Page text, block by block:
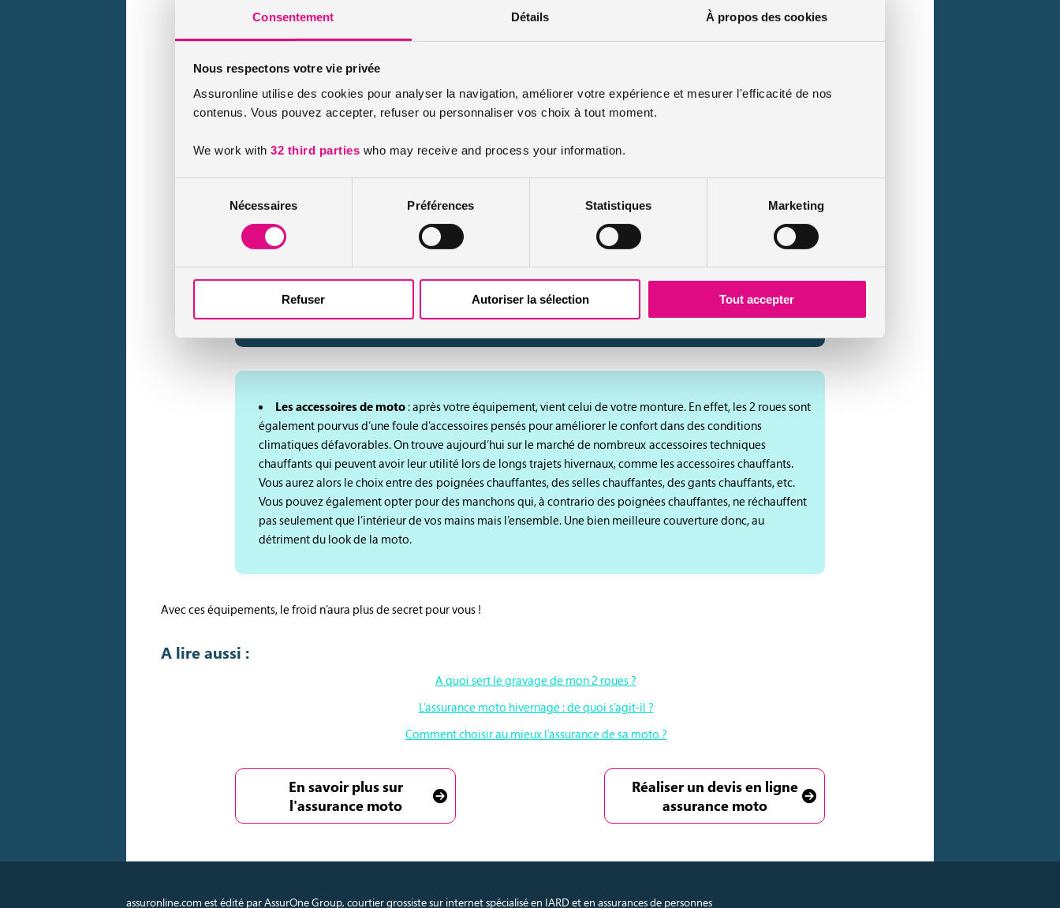
Consentement Détails À propos des cookies
Nous respectons votre vie privée
Assuronline utilise des cookies pour analyser la navigation, améliorer votre expérience et mesurer l'efficacité de nos
contenus. Vous pouvez accepter, refuser ou personnaliser vos choix à tout moment.
We work with 32 third parties who may receive and process your information.
consentement
Nécessaires Préférences Statistiques Marketing
Refuser Autoriser la sélection Tout accepter
La veste
: elle vous permettra de vous protéger contre le vent et la pluie. Un bon coupe-vent est
primordial. Comme pour les gants, il existe des doublures d’hiver pour les vestes. Il est également
recommandé d’opter pour une veste longue qui couvre les hanches et le bas du dos pour ne pas que le froid
pénètre. Le col haut est privilégié mais attention, il ne doit pas gêner le port du casque.
Le pantalon
: optez pour un pantalon spécial hiver, qui sera donc chaud et étanche. Vous pouvez
également porter une combinaison intégrale qui évitera tout passage de l’air à la jonction entre le haut et le
bas de votre équipement.
Les bottes
: orientez-vous vers bottes montantes étanches. Eventuellement complétées
Les accessoires de moto: après votre équipement, vient celui de votre monture. En effet, les 2 roues sont
également pourvus d’une foule d’accessoires pensés pour améliorer le confort dans des conditions
climatiques défavorables. On trouve aujourd’hui sur le marché de nombreux accessoires techniques
chauffants qui peuvent avoir leur utilité lors de longs trajets hivernaux, comme les accessoires chauffants.
Vous aurez alors le choix entre des poignées chauffantes, des selles chauffantes, des gants chauffants, etc.
Vous pouvez également opter pour des manchons qui, à contrario des poignées chauffantes, ne réchauffent
pas seulement que l’intérieur de vos mains mais l’ensemble. Une bien meilleure couverture donc, au
détriment du look de la moto.
Avec ces équipements, le froid n’aura plus de secret pour vous !
A lire aussi :
A quoi sert le gravage de mon 2 roues ?
L’assurance moto hivernage : de quoi s’agit-il ?
Comment choisir au mieux l’assurance de sa moto ?
En savoir plus sur
l'assurance moto
Réaliser un devis en ligne
assurance moto
assuronline.com est édité par AssurOne Group, courtier grossiste sur internet spécialisé en IARD et en assurances de personnes